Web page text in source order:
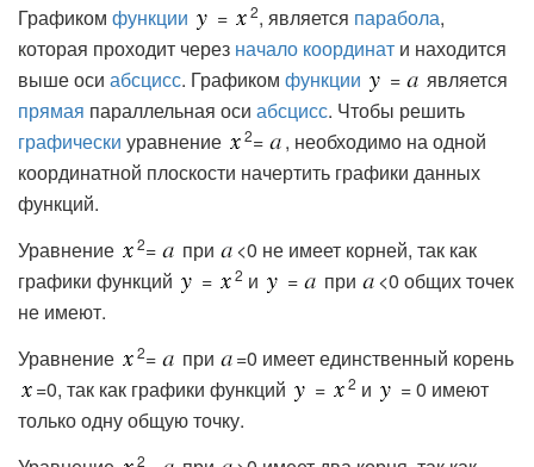
Графиком функции = 2, является парабола,
которая проходит через начало координат и находится
выше оси абсцисс. Графиком функции =
является
прямая параллельная оси абсцисс. Чтобы решить
графически уравнение 2=
, необходимо на одной
координатной плоскости начертить графики данных
функций.
Уравнение
2= при
<0 не имеет корней, так как
графики функций
= 2 и = при
<0 общих точек
не имеют.
Уравнение
2= при
=0 имеет единственный корень
=0, так как графики функций
= 2 и
= 0 имеют
только одну общую точку.
2